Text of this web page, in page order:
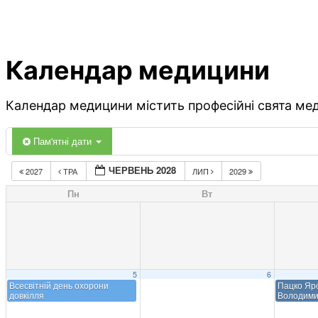
Календар медицини
Календар медицини містить професійні свята
Пам'ятні дати
2027 ТРА ЧЕРВЕНЬ 2028 ЛИП 2029
Пн Вт
5
Всесвітній день охорони
довкілля
6
Пацко